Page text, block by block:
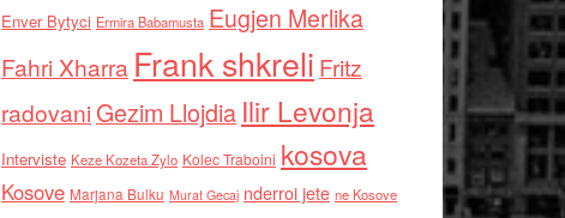
Enver Bytyci Ermira Babamusta Eugjen Merlika
Fahri Xharra Frank shkreli Fritz
radovaniGezim Llojdia Ilir Levonja
Interviste Keze Kozeta Zylo Kolec Traboini kosova
Kosove Marjana Bulku Murat Gecaj nderroi jete ne Kosove